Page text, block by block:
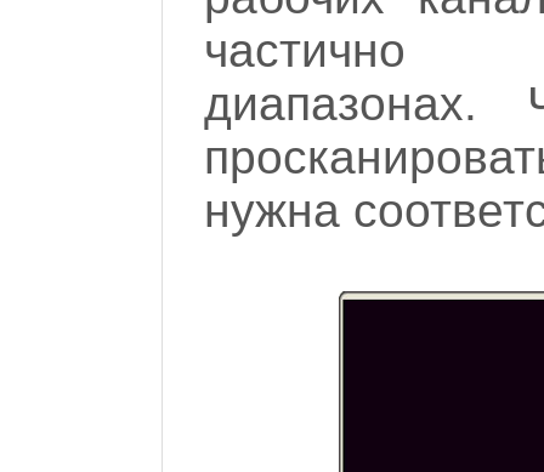
частично
диапазонах.
нужна